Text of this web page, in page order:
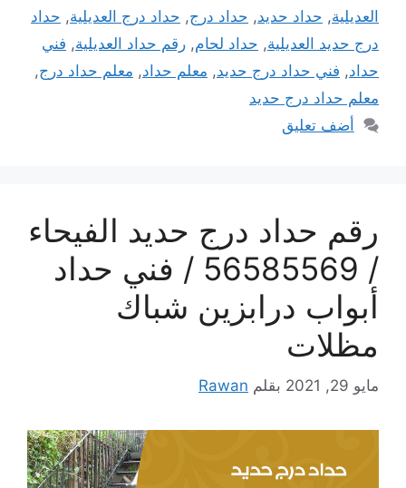
العديلية, حداد حديد, حداد درج, حداد درج العديلية, حداد
درج حديد العديلية, حداد لحام, رقم حداد العديلية, فني
حداد, فني حداد درج حديد, معلم حداد, معلم حداد درج,
معلم حداد درج حديد
أضف تعليق
رقم حداد درج حديد الفيحاء
/ 56585569 / فني حداد
أبواب درابزين شباك
مظلات
مايو 29, 2021 بقلم Rawan